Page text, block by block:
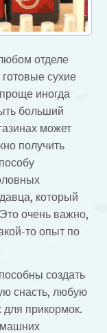
отделе
сухие
иногда
больший
может
получить
который
очень важно,
то опыт по
создать
снасть, любую
для прикормок.